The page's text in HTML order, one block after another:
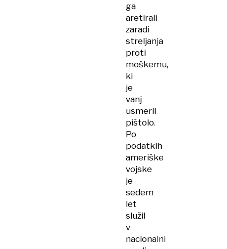
ga
aretirali
zaradi
streljanja
proti
moškemu,
ki
je
vanj
usmeril
pištolo.
Po
podatkih
ameriške
vojske
je
sedem
let
služil
v
nacionalni